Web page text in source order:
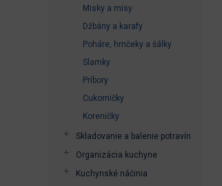
Misky a misy
Džbány a karafy
Poháre, hrnčeky a šálky
Slamky
Príbory
Cukorničky
Koreničky
Skladovanie a balenie potravín
Organizácia kuchyne
Kuchynské náčinia